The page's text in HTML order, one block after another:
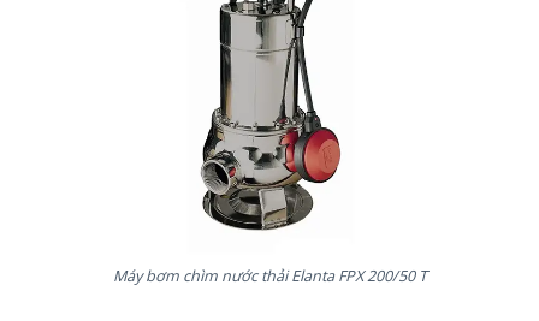
Máy bơm chìm nước thải Elanta FPX 200/50 T